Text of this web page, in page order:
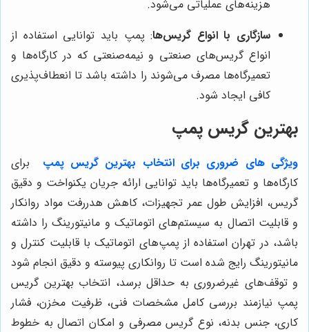
هزینه‌های عملیاتی می‌شود.
سازگاری با انواع گریس‌ها: پمپ باید توانایی استفاده از
انواع گریس‌های صنعتی و نیمه‌صنعتی که در کارگاه‌ها و
تعمیرگاه‌ها مصرف می‌شوند را داشته باشد تا انعطاف‌پذیری
کافی ایجاد شود.
بهترین گریس پمپ
ویژگی های ضروری برای انتخاب بهترین گریس پمپ
برای
کارگاه‌ها و تعمیرگاه‌ها باید توانایی ارائه جریان یکنواخت و دقیق
گریس، افزایش طول عمر تجهیزات، کاهش هدررفت مواد روانکار
و قابلیت اتصال به سیستم‌های اتوماتیک و مانیتورینگ را داشته
باشد، در تهران استفاده از پمپ‌های اتوماتیک با قابلیت کنترل و
مانیتورینگ رایج شده است تا روانکاری پیوسته و دقیق انجام شود
و توقف‌های غیرضروری به حداقل برسد، انتخاب بهترین گریس
پمپ نیازمند بررسی کامل مشخصات فنی، ظرفیت مخزن، فشار
کاری، جنس بدنه، نوع گریس مصرفی و امکان اتصال به خطوط